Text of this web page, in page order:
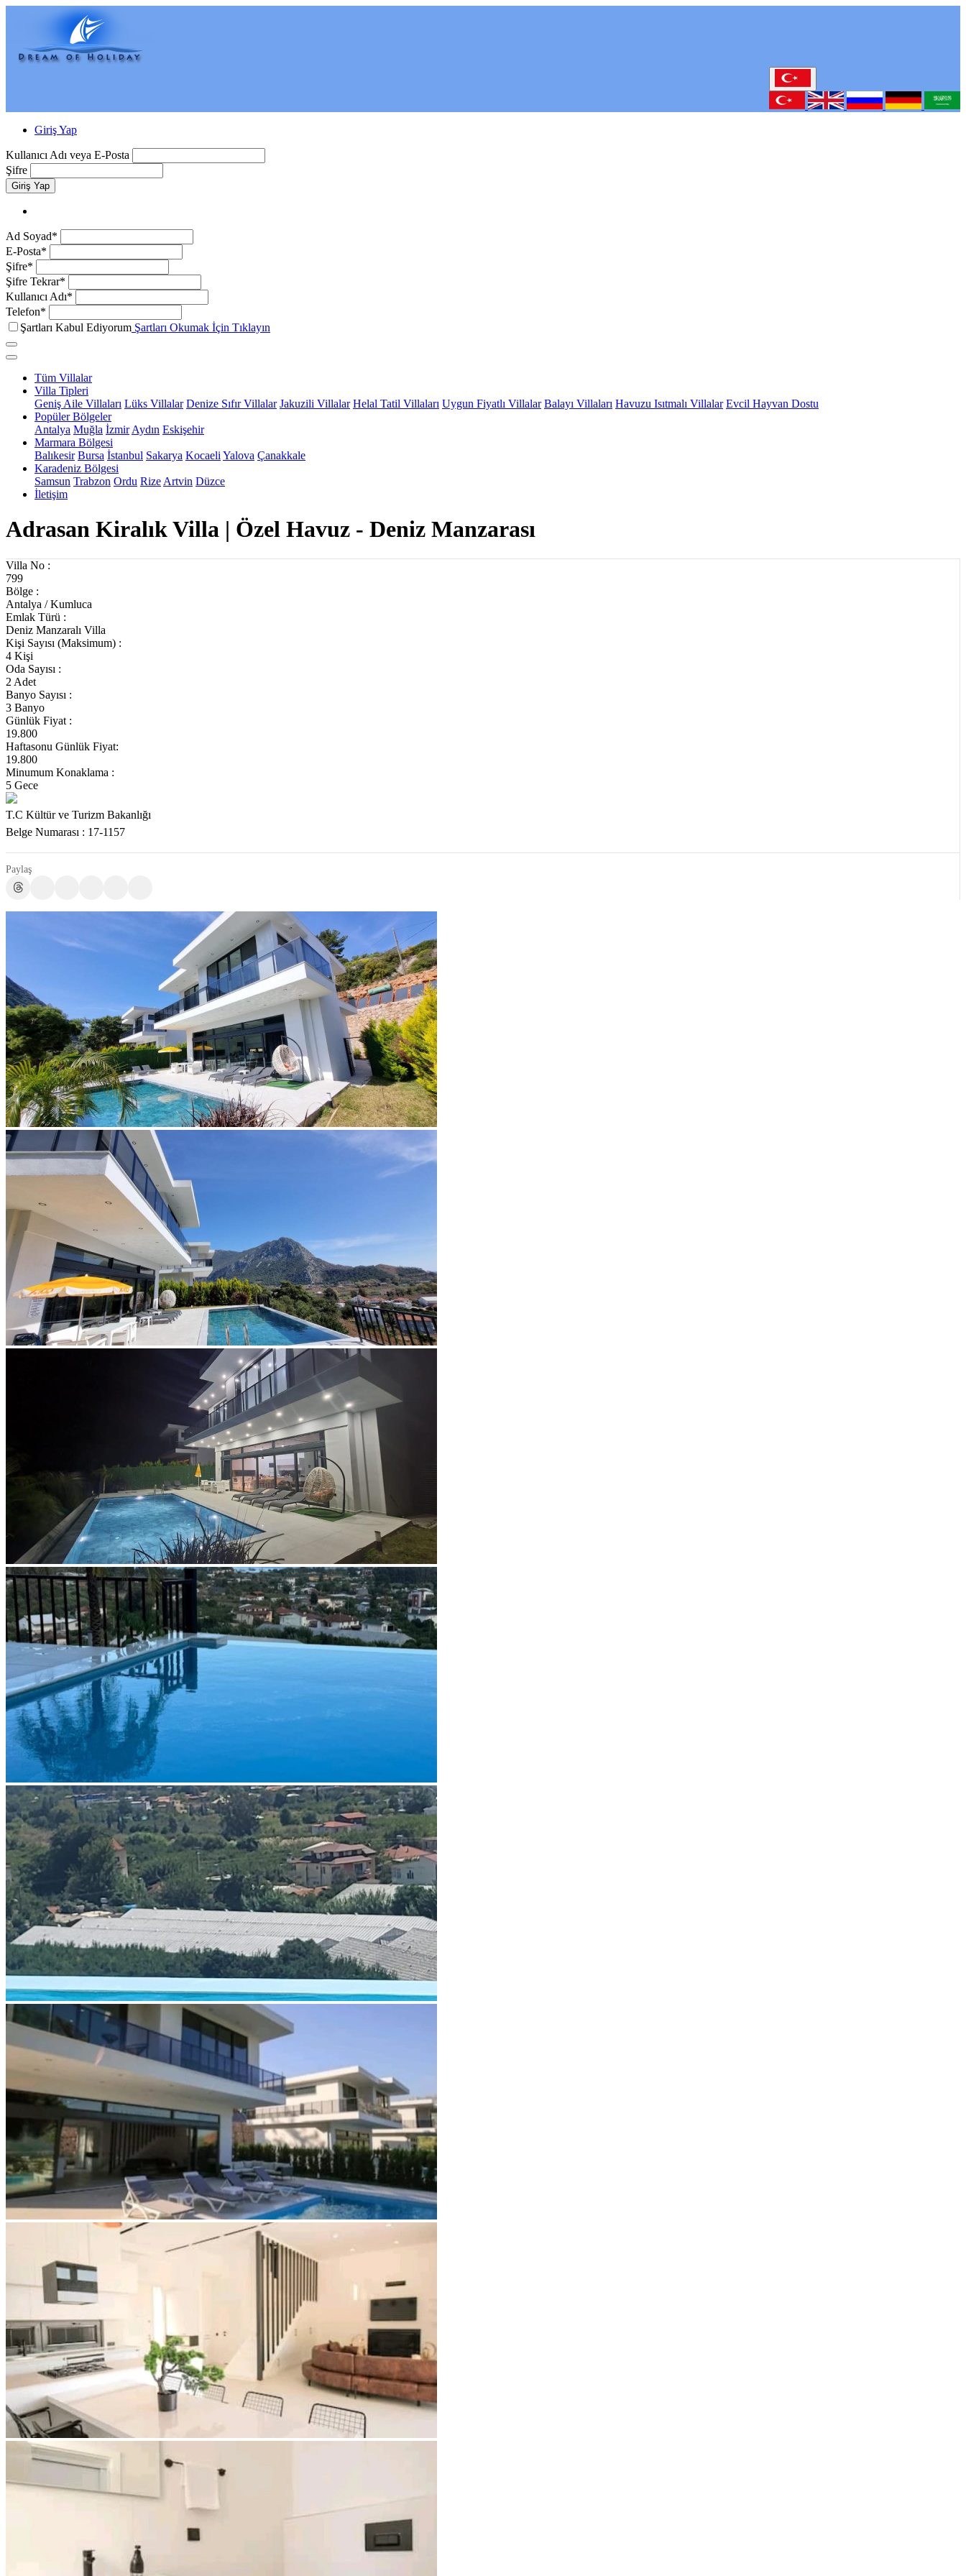
Giriş Yap
Kullanıcı Adı veya E-Posta
Şifre
Giriş Yap
Ad Soyad*
E-Posta*
Şifre*
Şifre Tekrar*
Kullanıcı Adı*
Telefon*
Şartları Kabul Ediyorum Şartları Okumak İçin Tıklayın
Tüm Villalar
Villa Tipleri
Geniş Aile Villaları Lüks Villalar Denize Sıfır Villalar Jakuzili Villalar Helal Tatil Villaları Uygun Fiyatlı Villalar Balayı Villaları Havuzu Isıtmalı Villalar Evcil Hayvan Dostu
Popüler Bölgeler
Antalya Muğla İzmir Aydın Eskişehir
Marmara Bölgesi
Balıkesir Bursa İstanbul Sakarya Kocaeli Yalova Çanakkale
Karadeniz Bölgesi
Samsun Trabzon Ordu Rize Artvin Düzce
İletişim
Adrasan Kiralık Villa | Özel Havuz - Deniz Manzarası
Villa No :
799
Bölge :
Antalya / Kumluca
Emlak Türü :
Deniz Manzaralı Villa
Kişi Sayısı (Maksimum) :
4 Kişi
Oda Sayısı :
2 Adet
Banyo Sayısı :
3 Banyo
Günlük Fiyat :
19.800
Haftasonu Günlük Fiyat:
19.800
Minumum Konaklama :
5 Gece
T.C Kültür ve Turizm Bakanlığı
Belge Numarası : 17-1157
Paylaş